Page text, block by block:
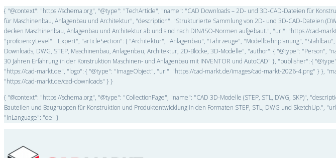
{ "@context": "https://schema.org", "@type": "TechArticle", "name": "CAD Downloads – 2D- und 3D-CAD-Dateien für
für Maschinenbau, Anlagenbau und Architektur", "description": "Strukturierte Sammlung von 2D- und 3D-CAD-Dateien
decken Maschinenbau, Anlagenbau und Architektur ab und sind nach DIN/ISO-Normen aufgebaut.", "url": "https://cad-
"proficiencyLevel": "Expert", "articleSection": [ "Architektur", "Anlagenbau", "Fahrzeuge", "Modellbahnplanung",
Downloads, DWG, STEP, Maschinenbau, Anlagenbau, Architektur, 2D-Blöcke, 3D-Modelle", "author": { "@type": "Person",
30 Jahren Erfahrung in der Konstruktion Maschinen- und Anlagenbau mit INVENTOR und AutoCAD" }, "publisher": {
"https://cad-markt.de", "logo": { "@type": "ImageObject", "url": "https://cad-markt.de/images/cad-markt-2026-4.png" } },
"https://cad-markt.de/cad-downloads" } }
{ "@context": "https://schema.org", "@type": "CollectionPage", "name": "CAD 3D-Modelle (STEP, STL, DWG, SKP)",
Bauteilen und Baugruppen für Konstruktion und Produktentwicklung in den Formaten STEP, STL, DWG und SketchUp.",
"inLanguage": "de" }